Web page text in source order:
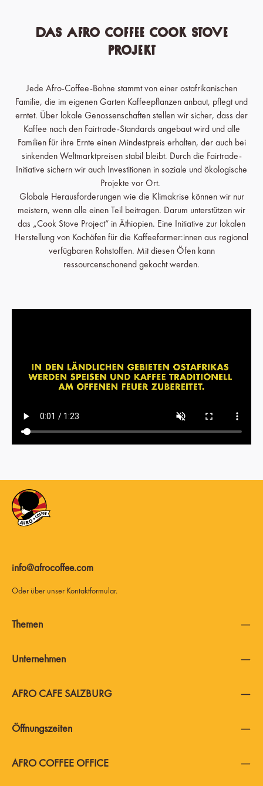
Das Afro Coffee Cook Stove
Projekt
Jede Afro-Coffee-Bohne stammt von einer ostafrikanischen
Familie, die im eigenen Garten Kaffeepflanzen anbaut, pflegt und
erntet. Über lokale Genossenschaften stellen wir sicher, dass der
Kaffee nach den Fairtrade-Standards angebaut wird und alle
Familien für ihre Ernte einen Mindestpreis erhalten, der auch bei
sinkenden Weltmarktpreisen stabil bleibt. Durch die Fairtrade-
Initiative sichern wir auch Investitionen in soziale und ökologische
Projekte vor Ort.
Globale Herausforderungen wie die Klimakrise können wir nur
meistern, wenn alle einen Teil beitragen. Darum unterstützen wir
das „Cook Stove Project“ in Äthiopien. Eine Initiative zur lokalen
Herstellung von Kochöfen für die Kaffeefarmer:innen aus regional
verfügbaren Rohstoffen. Mit diesen Öfen kann
ressourcenschonend gekocht werden.
info@afrocoffee.com
Oder über unser Kontaktformular.
AFRO COFFEE OFFICE
AFRO CAFE SALZBURG
Themen
Unternehmen
Öffnungszeiten